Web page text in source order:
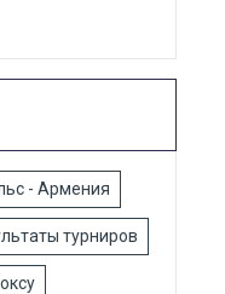
- Армения
турниров